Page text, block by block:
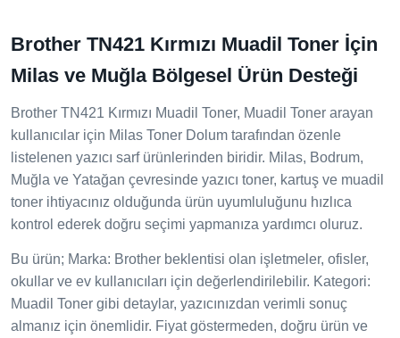
Brother TN421 Kırmızı Muadil Toner İçin
Milas ve Muğla Bölgesel Ürün Desteği
Brother TN421 Kırmızı Muadil Toner, Muadil Toner arayan
kullanıcılar için Milas Toner Dolum tarafından özenle
listelenen yazıcı sarf ürünlerinden biridir. Milas, Bodrum,
Muğla ve Yatağan çevresinde yazıcı toner, kartuş ve muadil
toner ihtiyacınız olduğunda ürün uyumluluğunu hızlıca
kontrol ederek doğru seçimi yapmanıza yardımcı oluruz.
Bu ürün; Marka: Brother beklentisi olan işletmeler, ofisler,
okullar ve ev kullanıcıları için değerlendirilebilir. Kategori:
Muadil Toner gibi detaylar, yazıcınızdan verimli sonuç
almanız için önemlidir. Fiyat göstermeden, doğru ürün ve